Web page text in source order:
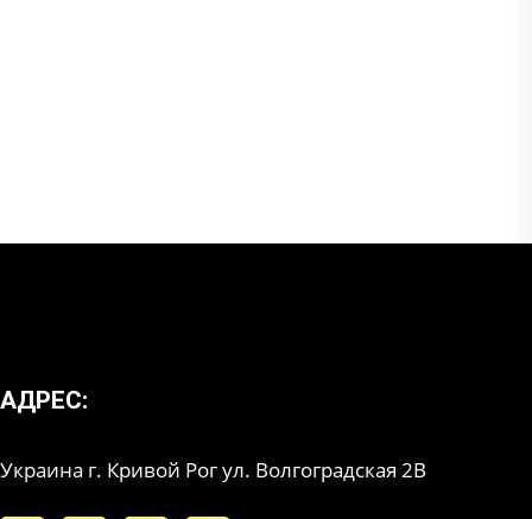
АДРЕС:
Украина г. Кривой Рог ул. Волгоградская 2В